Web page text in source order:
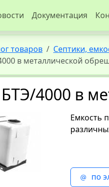
Документация
товаров Септики,
в металлической
4000 в
Емкость
по